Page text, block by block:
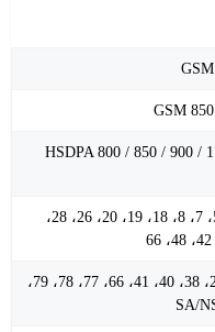
GSM
HSDPA 800 / 850 / 900 /
النطاقات: 1، 3، 4، 5، 7، 8، 18، 19، 20، 26، 28،
1، 3، 5، 7، 8، 20، 28، 38، 40، 41، 66، 77، 78، 79،